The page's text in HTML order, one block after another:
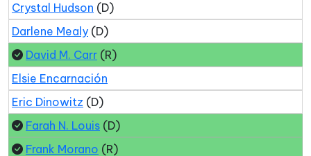
Crystal Hudson (D)
Darlene Mealy (D)
David M. Carr (R)
Elsie Encarnación
Eric Dinowitz (D)
Farah N. Louis (D)
Frank Morano (R)